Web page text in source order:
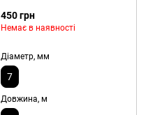
450 грн
Немає в наявності
Діаметр, мм
7
Довжина, м